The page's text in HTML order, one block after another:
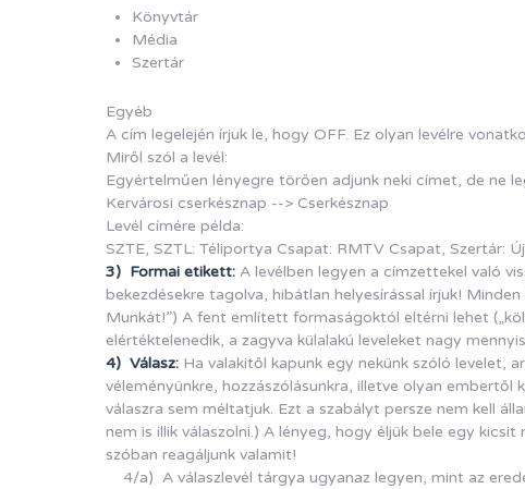
Könyvtár
Média
Szertár
Egyéb
A cím legelején írjuk le, hogy OFF. Ez olyan levélre
Miről szól a levél:
Egyértelműen lényegre törően adjunk neki címet, de ne
Kervárosi cserkésznap --> Cserkésznap
Levél címére példa:
SZTE, SZTL: Téliportya Csapat: RMTV Csapat, Szertár:
3) Formai etikett: A levélben legyen a címzettekel való
bekezdésekre tagolva, hibátlan helyesírással írjuk! Minden
Munkát!”) A fent említett formaságoktól eltérni lehet
elértéktelenedik, a zagyva külalakú leveleket nagy
4) Válasz: Ha valakitől kapunk egy nekünk szóló levelet,
véleményünkre, hozzászólásunkra, illetve olyan
válaszra sem méltatjuk. Ezt a szabályt persze nem kell
nem is illik válaszolni.) A lényeg, hogy éljük bele egy
szóban reagáljunk valamit!
4/a) A válaszlevél tárgya ugyanaz legyen, mint az